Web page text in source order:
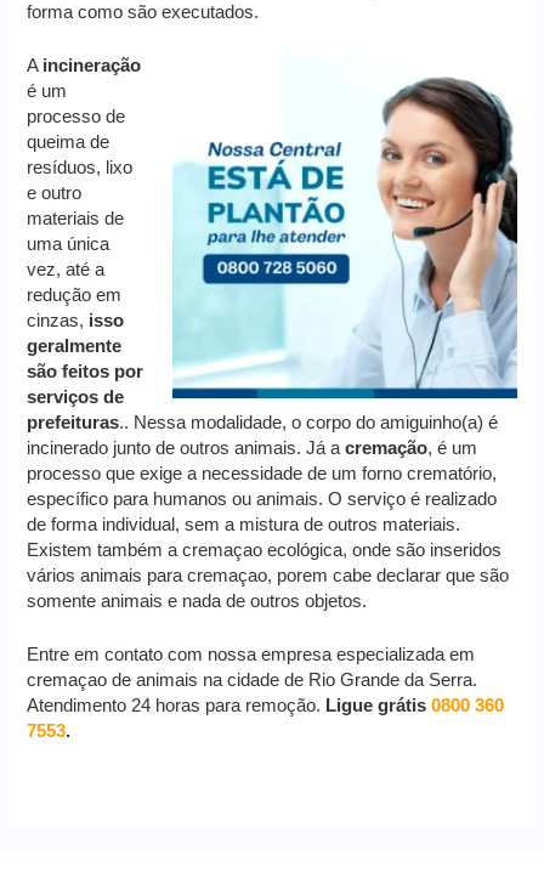
forma como são executados.
A incineração
é um
processo de
queima de
resíduos, lixo
e outro
materiais de
uma única
vez, até a
redução em
cinzas, isso
geralmente
são feitos por
serviços de
prefeituras.. Nessa modalidade, o corpo do amiguinho(a) é
incinerado junto de outros animais. Já acremação, é um
processo que exige a necessidade de um forno crematório,
específico para humanos ou animais. O serviço é realizado
de forma individual, sem a mistura de outros materiais.
Existem também a cremaçao ecológica, onde são inseridos
vários animais para cremaçao, porem cabe declarar que são
somente animais e nada de outros objetos.
Entre em contato com nossa empresa especializada em
cremaçao de animais na cidade de Rio Grande da Serra.
Atendimento 24 horas para remoção. Ligue grátis0800 360
7553.